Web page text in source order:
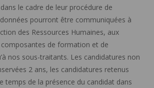
le cadre de leur procédure de
pourront être communiquées à
des Ressources Humaines, aux
de formation et de
nos sous-traitants. Les candidatures non
2 ans, les candidatures retenus
temps de la présence du candidat dans